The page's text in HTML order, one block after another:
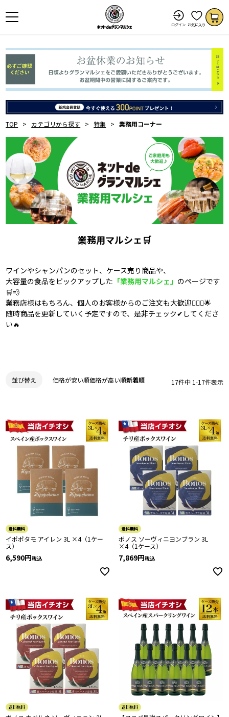
ログイン お気に入り
TOP カテゴリから探す 特集 業務用コーナー
業務用マルシェ🛒
ワインやシャンパンのセット、ケース売り商品や、
大容量の食品をピックアップした 「業務用マルシェ」 のページです
🛒💨
業務店様はもちろん、個人のお客様からのご注文も大歓迎💁🏻‍♀️🌟
随時商品を更新していく予定ですので、是非チェック✔してくださ
い🔥
並び替え 価格が安い順価格が高い順新着順 17件中 1-17件表示
送料無料
イポポタモ アイレン 3L ×4（1ケー
ス）
6,590 税込
送料無料
ボノス ソーヴィニヨンブラン 3L
×4（1ケース）
7,869 税込
送料無料 送料無料